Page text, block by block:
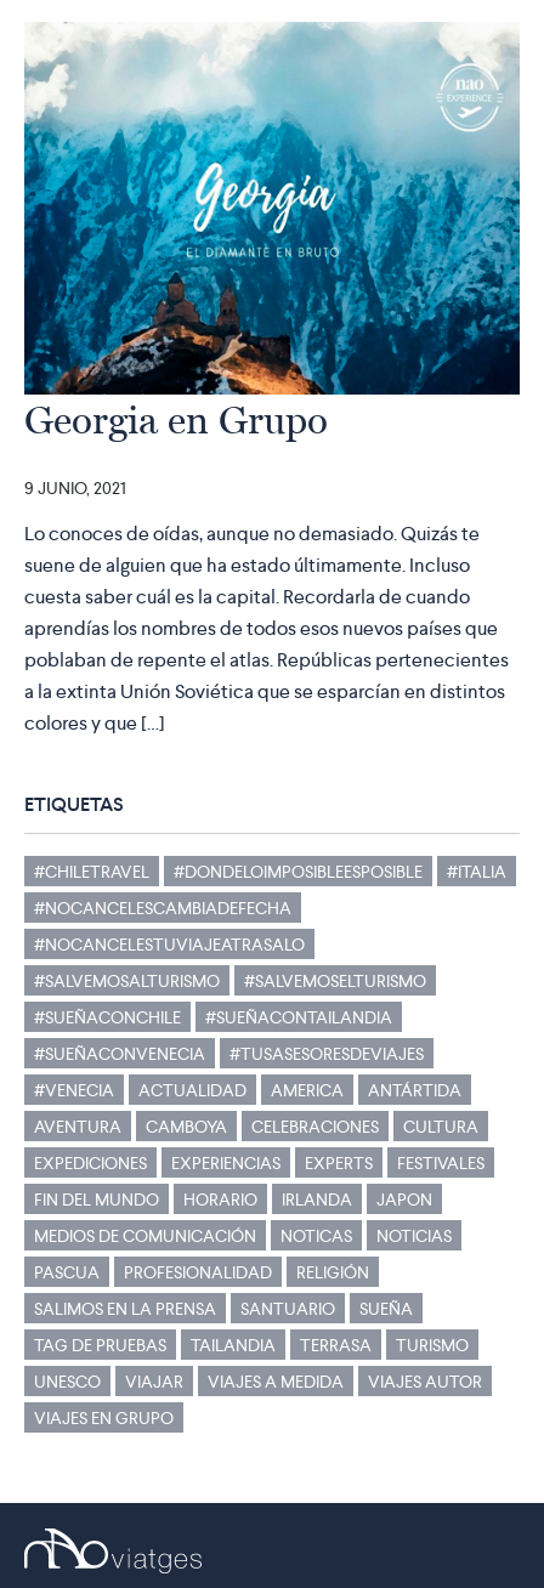
Georgia en Grupo
9 JUNIO, 2021
Lo conoces de oídas, aunque no demasiado. Quizás te
suene de alguien que ha estado últimamente. Incluso
cuesta saber cuál es la capital. Recordarla de cuando
aprendías los nombres de todos esos nuevos países que
poblaban de repente el atlas. Repúblicas pertenecientes
a la extinta Unión Soviética que se esparcían en distintos
colores y que […]
ETIQUETAS
#CHILETRAVEL #DONDELOIMPOSIBLEESPOSIBLE
#ITALIA
#NOCANCELESCAMBIADEFECHA
#NOCANCELESTUVIAJEATRASALO
#SALVEMOSALTURISMO
#SALVEMOSELTURISMO
#SUEÑACONCHILE
#SUEÑACONTAILANDIA
#SUEÑACONVENECIA
#TUSASESORESDEVIAJES
#VENECIA
ACTUALIDAD AMERICA
ANTÁRTIDA
AVENTURA
CAMBOYA CELEBRACIONES
CULTURA
EXPEDICIONES
EXPERIENCIAS EXPERTS
FESTIVALES
FIN DEL MUNDO
HORARIO IRLANDA
JAPON
MEDIOS DE COMUNICACIÓN
NOTICAS
NOTICIAS
PASCUA
PROFESIONALIDAD
RELIGIÓN
SALIMOS EN LA PRENSA
SANTUARIO
SUEÑA
TAG DE PRUEBAS
TAILANDIA TERRASA
TURISMO
UNESCO
VIAJAR VIAJES A MEDIDA
VIAJES AUTOR
VIAJES EN GRUPO